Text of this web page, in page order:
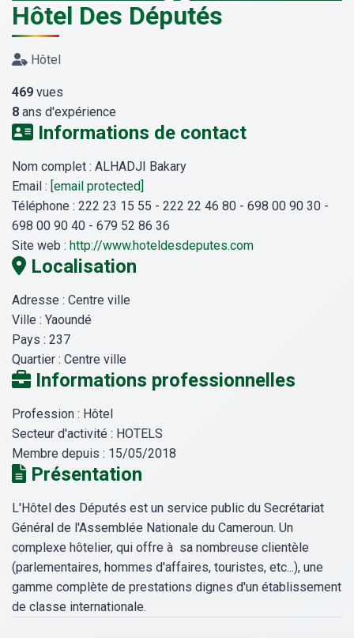
Hôtel Des Députés
Hôtel
469 vues
8 ans d'expérience
Informations de contact
Nom complet : ALHADJI Bakary
Email : [email protected]
Téléphone : 222 23 15 55 - 222 22 46 80 - 698 00 90 30 -
698 00 90 40 - 679 52 86 36
Site web : http://www.hoteldesdeputes.com
Localisation
Adresse : Centre ville
Ville : Yaoundé
Pays : 237
Quartier : Centre ville
Informations professionnelles
Profession : Hôtel
Secteur d'activité : HOTELS
Membre depuis : 15/05/2018
Présentation
L'Hôtel des Députés est un service public du Secrétariat
Général de l'Assemblée Nationale du Cameroun. Un
complexe hôtelier, qui offre à sa nombreuse clientèle
(parlementaires, hommes d'affaires, touristes, etc...), une
gamme complète de prestations dignes d'un établissement
de classe internationale.